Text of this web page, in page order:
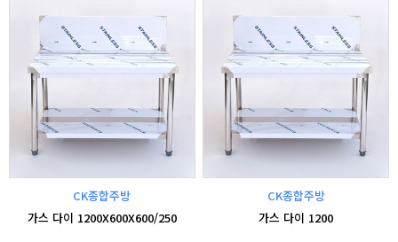
CK종합주방
가스 다이 1200X600X600/250
CK종합주방
가스 다이 1200